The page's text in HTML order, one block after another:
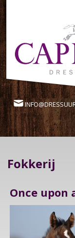
Fokkerij
Once upon